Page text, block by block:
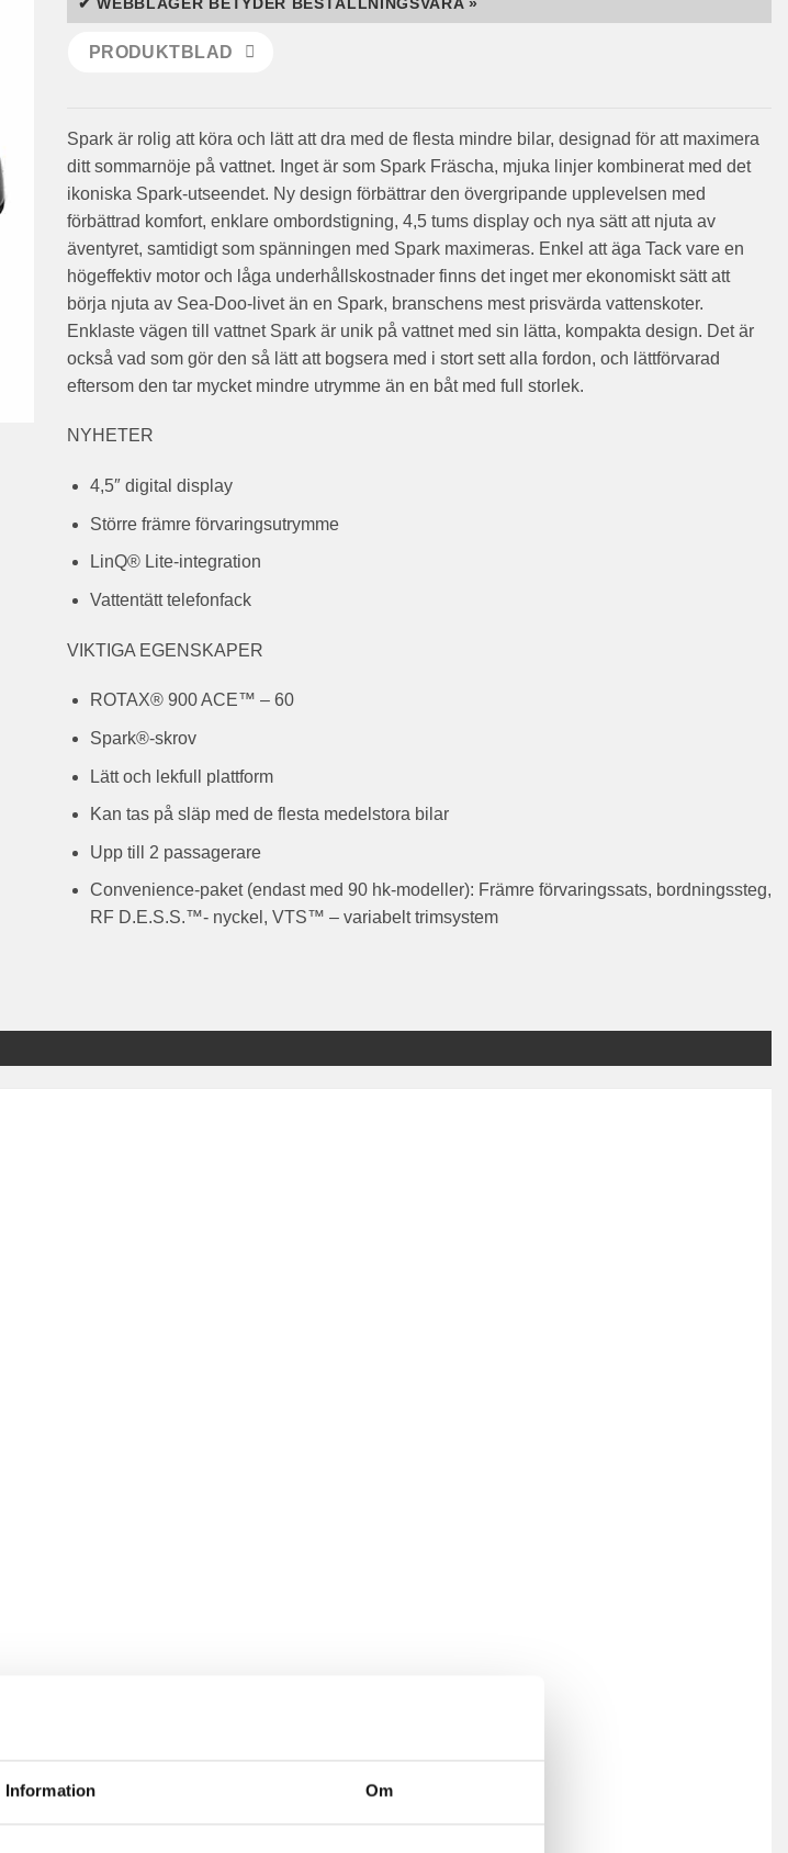
Information Om
✔ WEBBLAGER BETYDER BESTÄLLNINGSVARA »
PRODUKTBLAD
Spark är rolig att köra och lätt att dra med de flesta mindre bilar, designad för att maximera
ditt sommarnöje på vattnet. Inget är som Spark Fräscha, mjuka linjer kombinerat med det
ikoniska Spark-utseendet. Ny design förbättrar den övergripande upplevelsen med
förbättrad komfort, enklare ombordstigning, 4,5 tums display och nya sätt att njuta av
äventyret, samtidigt som spänningen med Spark maximeras. Enkel att äga Tack vare en
högeffektiv motor och låga underhållskostnader finns det inget mer ekonomiskt sätt att
börja njuta av Sea-Doo-livet än en Spark, branschens mest prisvärda vattenskoter.
Enklaste vägen till vattnet Spark är unik på vattnet med sin lätta, kompakta design. Det är
också vad som gör den så lätt att bogsera med i stort sett alla fordon, och lättförvarad
eftersom den tar mycket mindre utrymme än en båt med full storlek.
NYHETER
4,5″ digital display
Större främre förvaringsutrymme
LinQ® Lite-integration
Vattentätt telefonfack
VIKTIGA EGENSKAPER
ROTAX® 900 ACE™ – 60
Spark®-skrov
Lätt och lekfull plattform
Kan tas på släp med de flesta medelstora bilar
Upp till 2 passagerare
Convenience-paket (endast med 90 hk-modeller): Främre förvaringssats, bordningssteg,
RF D.E.S.S.™- nyckel, VTS™ – variabelt trimsystem